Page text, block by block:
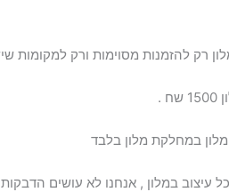
רק להזמנות מסוימות ורק למקומות
.
במחלקת מלון בלבד
עיצוב במלון , אנחנו לא עושים